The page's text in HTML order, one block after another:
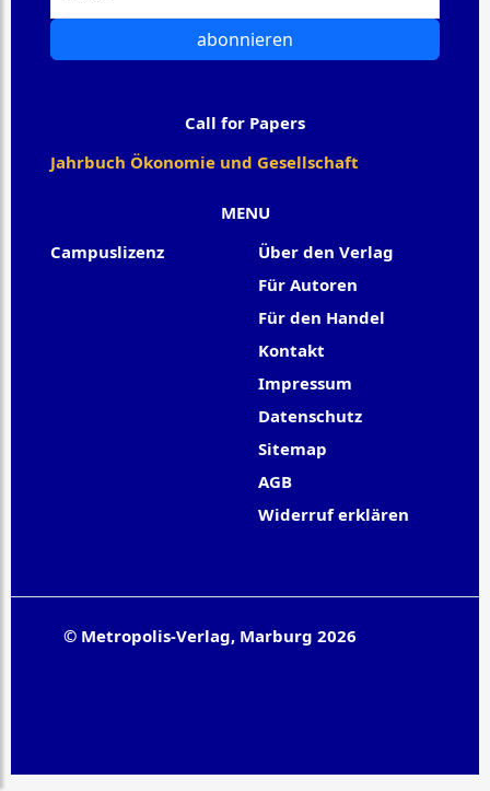
MENU
Campuslizenz
Über den Verlag
Für Autoren
Für den Handel
Kontakt
Impressum
Datenschutz
Sitemap
AGB
Widerruf erklären
abonnieren
Call for Papers
Jahrbuch Ökonomie und Gesellschaft
© Metropolis-Verlag, Marburg 2026